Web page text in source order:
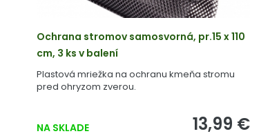
Ochrana stromov samosvorná, pr.15 x 110
cm, 3 ks v balení
Plastová mriežka na ochranu kmeňa stromu
pred ohryzom zverou.
NA SKLADE 13,99 €